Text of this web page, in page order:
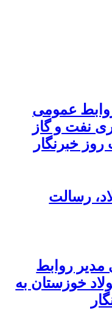
عمومی
نفت و گاز
خبرنگار
رسالت
مدیر روابط
خوزستان به